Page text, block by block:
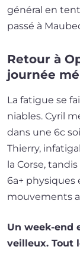
géné­ral en
pas­sé à
Retour à
journée
La fatigue se
niables. Cyril
dans une 6c
Thierry,
la Corse,
6a+ phy­siques
mou­ve­ments
Un week-end
veilleux. Tout